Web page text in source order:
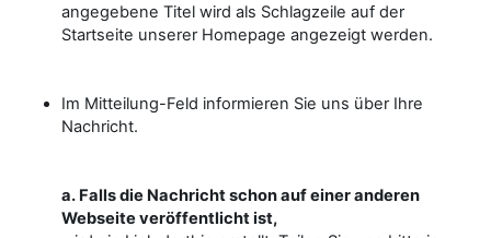
angegebene Titel wird als Schlagzeile auf der
Startseite unserer Homepage angezeigt werden.
Im Mitteilung-Feld informieren Sie uns über Ihre
Nachricht.
a. Falls die Nachricht schon auf einer anderen
Webseite veröffentlicht ist,